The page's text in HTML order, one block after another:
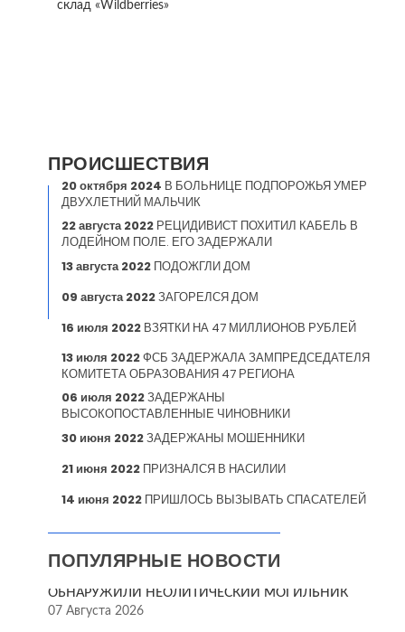
склад «Wildberries»
ПРОИСШЕСТВИЯ
20 октября 2024 В БОЛЬНИЦЕ ПОДПОРОЖЬЯ УМЕР
ДВУХЛЕТНИЙ МАЛЬЧИК
22 августа 2022 РЕЦИДИВИСТ ПОХИТИЛ КАБЕЛЬ В
ЛОДЕЙНОМ ПОЛЕ. ЕГО ЗАДЕРЖАЛИ
13 августа 2022 ПОДОЖГЛИ ДОМ
09 августа 2022ЗАГОРЕЛСЯ ДОМ
16 июля 2022 ВЗЯТКИ НА 47 МИЛЛИОНОВ РУБЛЕЙ
13 июля 2022ФСБ ЗАДЕРЖАЛА ЗАМПРЕДСЕДАТЕЛЯ
КОМИТЕТА ОБРАЗОВАНИЯ 47 РЕГИОНА
06 июля 2022ЗАДЕРЖАНЫ
ВЫСОКОПОСТАВЛЕННЫЕ ЧИНОВНИКИ
30 июня 2022ЗАДЕРЖАНЫ МОШЕННИКИ
21 июня 2022 ПРИЗНАЛСЯ В НАСИЛИИ
14 июня 2022 ПРИШЛОСЬ ВЫЗЫВАТЬ СПАСАТЕЛЕЙ
ПОПУЛЯРНЫЕ НОВОСТИ
ОБНАРУЖИЛИ НЕОЛИТИЧЕСКИЙ МОГИЛЬНИК
07 Августа 2026